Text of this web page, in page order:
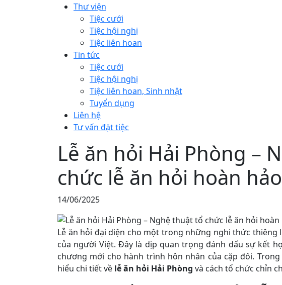
Thư viện
Tiệc cưới
Tiệc hội nghị
Tiệc liên hoan
Tin tức
Tiệc cưới
Tiệc hội nghị
Tiệc liên hoan, Sinh nhật
Tuyển dụng
Liên hệ
Tư vấn đặt tiệc
Lễ ăn hỏi Hải Phòng –
chức lễ ăn hỏi hoàn hảo
14/06/2025
Lễ ăn hỏi đại diện cho một trong những nghi thức
của người Việt. Đây là dịp quan trọng đánh dấu sự kết
chương mới cho hành trình hôn nhân của cặp đôi. Trong
hiểu chi tiết về lễ ăn hỏi Hải Phòng và cách tổ chức chỉn